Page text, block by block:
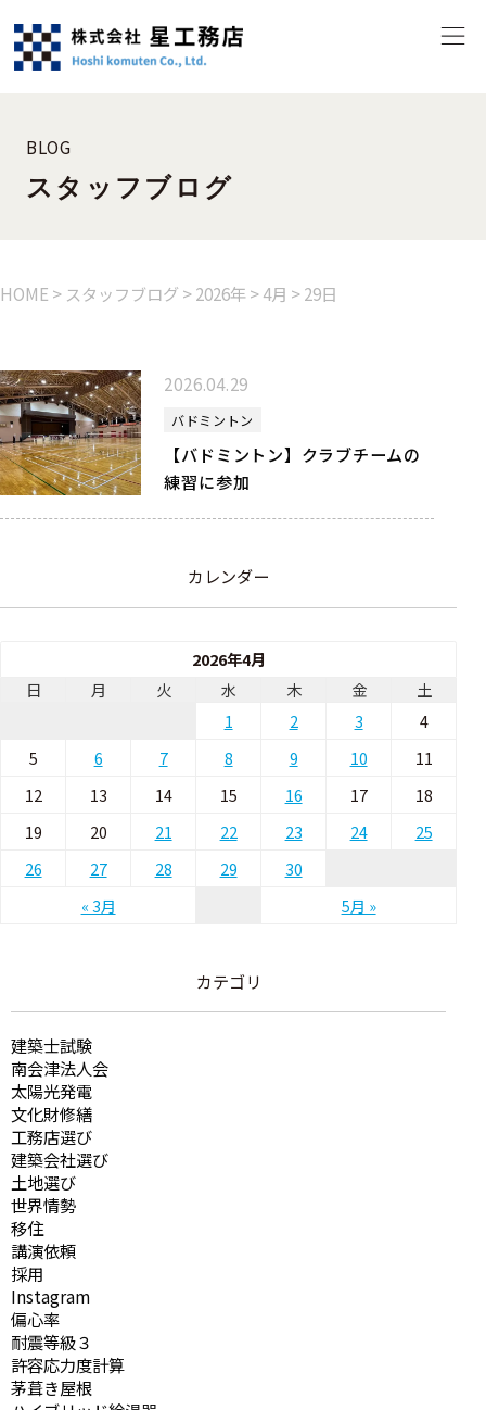
BLOG
スタッフブログ
HOME > スタッフブログ >2026年>4月 >29日
2026.04.29
バドミントン
【バドミントン】クラブチームの
練習に参加
カレンダー
2026年4月
日
月 火 水 木 金 土
« 3月 5月 »
1 2 3
4
5
6 7 8 9 10
11
12
13 14 15 16 17
18
19
20 21 22 23 24
25
26
27 28 29 30
カテゴリ
建築士試験
南会津法人会
太陽光発電
文化財修繕
工務店選び
建築会社選び
土地選び
世界情勢
移住
講演依頼
採用
Instagram
偏心率
耐震等級３
許容応力度計算
茅葺き屋根